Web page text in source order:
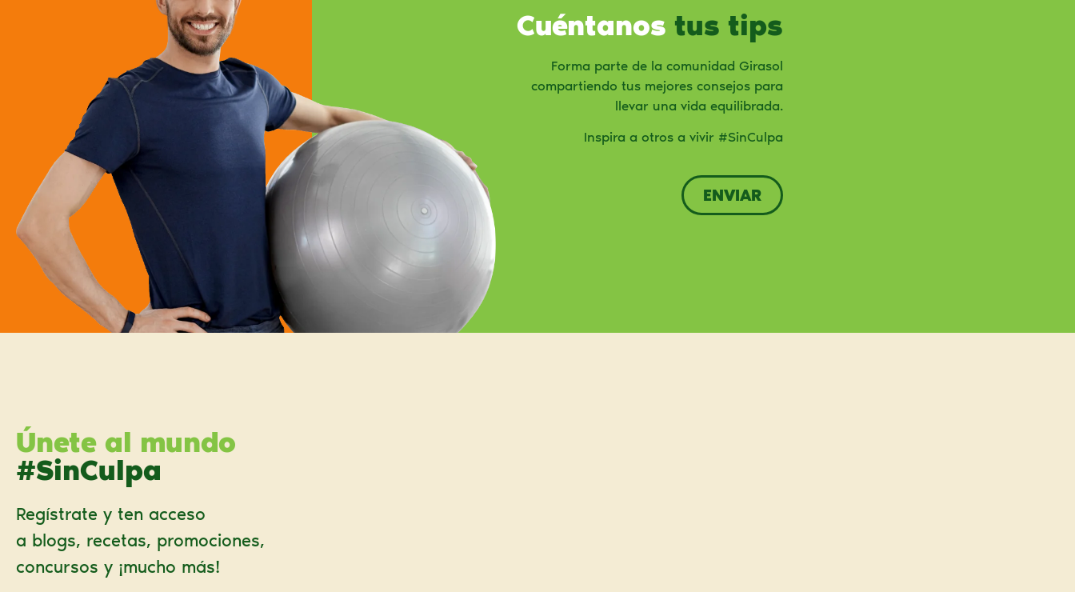
Cuéntanos tus tips
Forma parte de la comunidad Girasol
compartiendo tus mejores consejos para
llevar una vida equilibrada.
Inspira a otros a vivir #SinCulpa
ENVIAR
Únete al mundo
#SinCulpa
Regístrate y ten acceso
a blogs, recetas, promociones,
concursos y ¡mucho más!